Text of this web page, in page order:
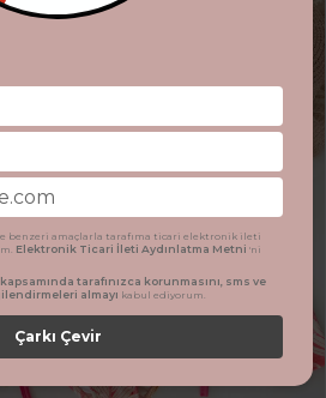
benzeri amaçlarla tarafıma ticari elektronik ileti
Elektronik Ticari İleti Aydınlatma Metni 'ni
tarafınızca korunmasını, sms ve
almayı kabul ediyorum.
Çarkı Çevir